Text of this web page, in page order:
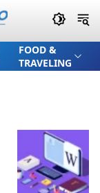
FOOD &
TRAVELING